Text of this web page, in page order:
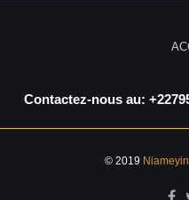
Contactez-nous au:
© 2019